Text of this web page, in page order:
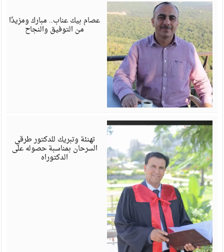
عصام بيك عناب.. مبارك ومزيدًا
من التوفيق والنجاح
تهنئة وتبريك للدكتور طرقي
السرحان بمناسبة حصوله على
الدكتوراه